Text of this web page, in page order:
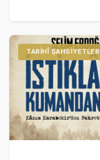
TARIHÎ ŞAHSIYETLER